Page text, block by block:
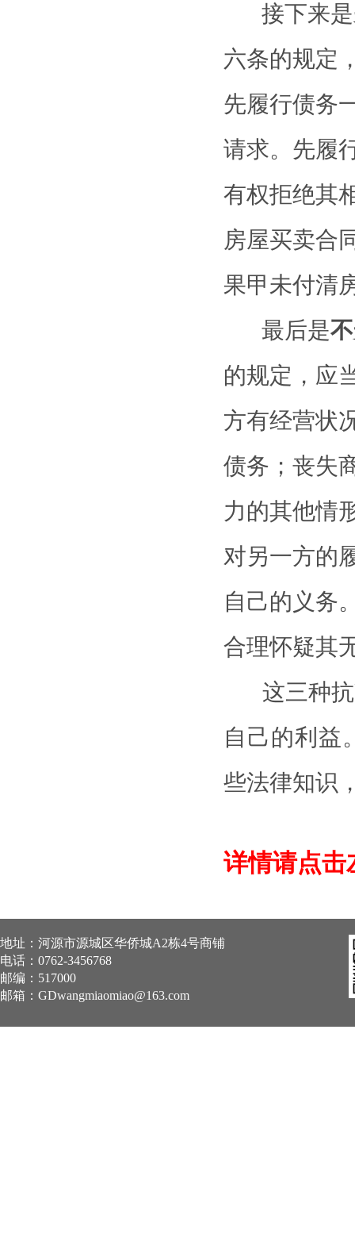
接下来是
六条的规定
先履行债务
请求。先履
有权拒绝其
房屋买卖合
果甲未付清
最后是
的规定 ， 应
方有经营状
债务；丧失
力的其他情
对另一方的
自己的义务
合理怀疑其
这三种抗
自己的利益
些法律知识
详情请点击
地址：河源市源城区华侨城A2栋4号商铺
电话：0762-3456768
邮编：517000
邮箱： GDwangmiaomiao@163.com